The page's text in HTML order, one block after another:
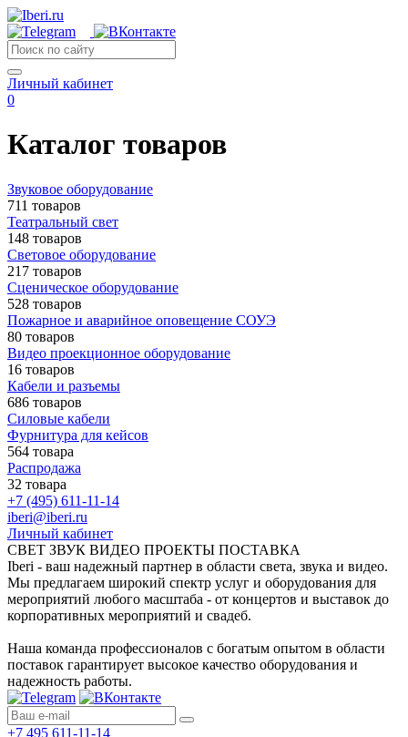
Личный кабинет
0
Каталог товаров
Звуковое оборудование
711 товаров
Театральный свет
148 товаров
Световое оборудование
217 товаров
Сценическое оборудование
528 товаров
Пожарное и аварийное оповещение СОУЭ
80 товаров
Видео проекционное оборудование
16 товаров
Кабели и разъемы
686 товаров
Силовые кабели
Фурнитура для кейсов
564 товара
Распродажа
32 товара
+7 (495) 611-11-14
iberi@iberi.ru
Личный кабинет
СВЕТ ЗВУК ВИДЕО ПРОЕКТЫ ПОСТАВКА
Iberi - ваш надежный партнер в области света, звука и видео.
Мы предлагаем широкий спектр услуг и оборудования для
мероприятий любого масштаба - от концертов и выставок до
корпоративных мероприятий и свадеб.
Наша команда профессионалов с богатым опытом в области
поставок гарантирует высокое качество оборудования и
надежность работы.
+7 495 611-11-14